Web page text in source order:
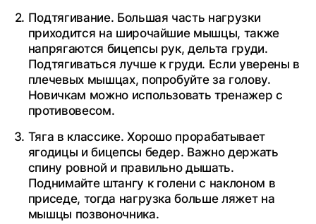
Подтягивание. Большая часть нагрузки
приходится на широчайшие мышцы, также
напрягаются бицепсы рук, дельта груди.
Подтягиваться лучше к груди. Если уверены в
плечевых мышцах, попробуйте за голову.
Новичкам можно использовать тренажер с
противовесом.
Тяга в классике. Хорошо прорабатывает
ягодицы и бицепсы бедер. Важно держать
спину ровной и правильно дышать.
Поднимайте штангу к голени с наклоном в
приседе, тогда нагрузка больше ляжет на
мышцы позвоночника.